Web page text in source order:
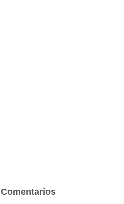
Comentarios